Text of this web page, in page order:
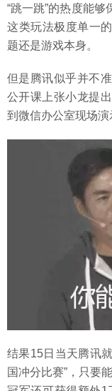
“跳一跳”的热度能
这类玩法极度单一
题还是游戏本身。
但是腾讯似乎并不
公开课上张小龙提
到微信办公室现场演
结果15日当天腾讯
国冲分比赛”，只要